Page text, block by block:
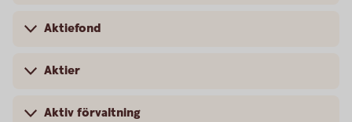
Aktiefond
Aktier
Aktiv förvaltning